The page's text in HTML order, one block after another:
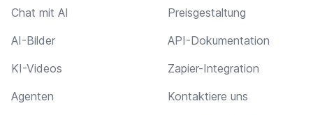
Chat mit AI
AI-Bilder
KI-Videos
Agenten
Preisgestaltung
API-Dokumentation
Zapier-Integration
Kontaktiere uns